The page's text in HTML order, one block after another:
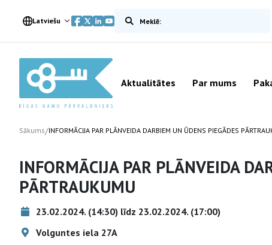
Latviešu Meklēt vietnē
Aktualitātes Par mums
Sākums/INFORMĀCIJA PAR PLĀNVEIDA DARBIEM UN ŪDENS PIEGĀDES
INFORMĀCIJA PAR PLĀNVEIDA
PĀRTRAUKUMU
23.02.2024. (14:30) līdz 23.02.2024. (17:00)
Volguntes iela 27A